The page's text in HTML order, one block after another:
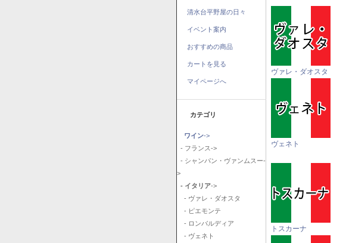
清水台平野屋の日々
イベント案内
おすすめの商品
カートを見る
マイページへ
カテゴリ
ワイン->
- フランス->
- シャンパン・ヴァンムスー-
>
- イタリア->
- ヴァレ・ダオスタ
- ピエモンテ
- ロンバルディア
- ヴェネト
ヴァレ・ダオスタ
ヴェネト
トスカーナ